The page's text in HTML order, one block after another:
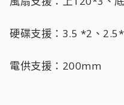
硬碟支援：3.5 *2、
電供支援：200mm